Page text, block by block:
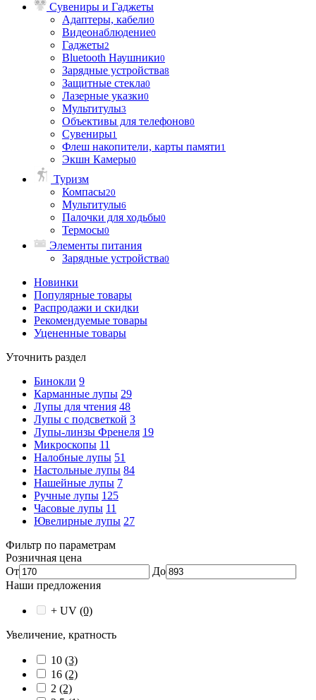
Сувениры и Гаджеты
Адаптеры, кабели0
Видеонаблюдение0
Гаджеты2
Bluetooth Наушники0
Зарядные устройства8
Защитные стекла0
Лазерные указки0
Мультитулы3
Объективы для телефонов0
Сувениры1
Флеш накопители, карты памяти1
Экшн Камеры0
Туризм
Компасы20
Мультитулы6
Палочки для ходьбы0
Термосы0
Элементы питания
Зарядные устройства0
Новинки
Популярные товары
Распродажи и скидки
Рекомендуемые товары
Уцененные товары
Уточнить раздел
Бинокли 9
Карманные лупы 29
Лупы для чтения 48
Лупы с подсветкой 3
Лупы-линзы Френеля 19
Микроскопы 11
Налобные лупы 51
Настольные лупы 84
Нашейные лупы 7
Ручные лупы 125
Часовые лупы 11
Ювелирные лупы 27
Фильтр по параметрам
Розничная цена
От
До
Наши предложения
+ UV (0)
Увеличение, кратность
10 (3)
16 (2)
2 (2)